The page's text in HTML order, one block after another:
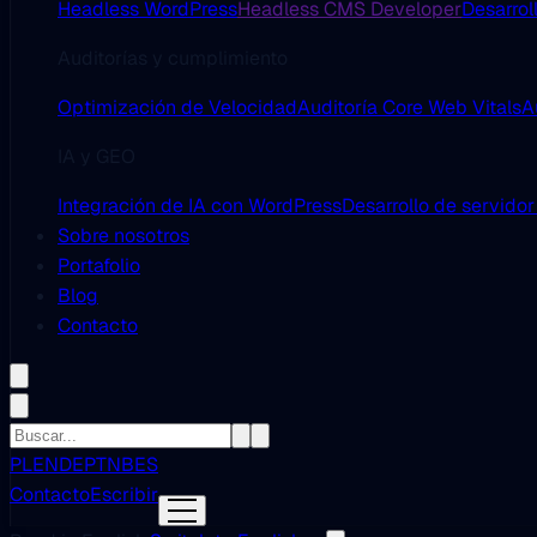
Headless WordPressHeadless CMS Developer
Optimización de VelocidadAuditoría Core Web Vitals
Integración de IA con WordPressDesarrollo de
Sobre nosotros
Portafolio
Blog
Contacto
PLENDEPTNBES
ContactoEscribir